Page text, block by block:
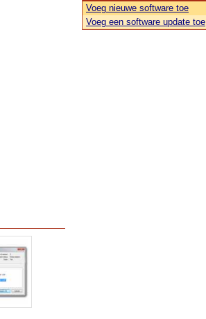
Voeg nieuwe software toe
Voeg een software update toe